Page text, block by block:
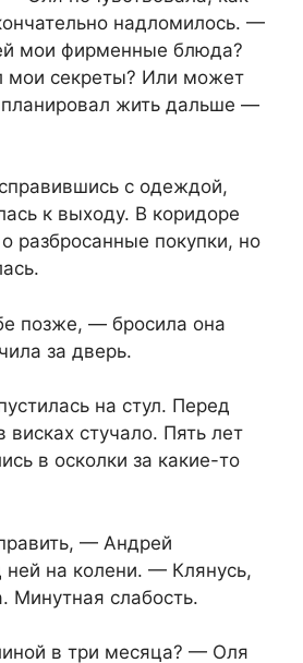
надломилось. —
мои фирменные блюда?
мои секреты? Или может
жить дальше —
с одеждой,
к выходу. В коридоре
разбросанные покупки, но
позже, — бросила она
за дверь.
на стул. Перед
висках стучало. Пять лет
в осколки за какие-то
— Андрей
ней на колени. — Клянусь,
Минутная слабость.
в три месяца? — Оля